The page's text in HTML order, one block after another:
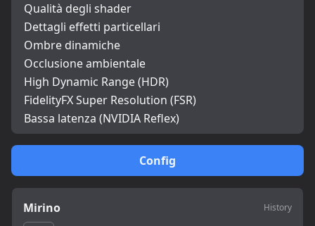
Config
Mirino History
Qualità degli shader
Dettagli effetti particellari
Ombre dinamiche
Occlusione ambientale
High Dynamic Range (HDR)
FidelityFX Super Resolution (FSR)
Bassa latenza (NVIDIA Reflex)